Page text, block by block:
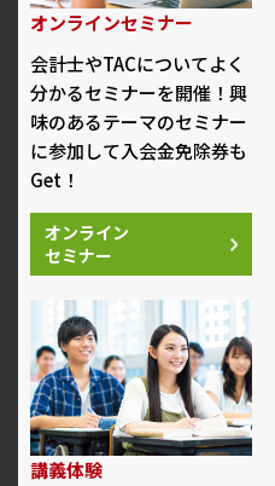
オンラインセミナー
会計士やTACについてよく
分かるセミナーを開催！興
味のあるテーマのセミナー
に参加して入会金免除券も
Get！
オンライン
セミナー
講義体験